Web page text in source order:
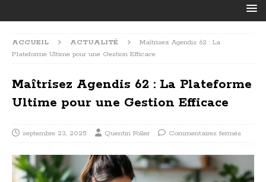
ACCUEIL ACTUALITÉ
Maîtrisez Agendis 62 : La
Plateforme Ultime pour une Gestion Efficace
Maîtrisez Agendis 62 : La Plateforme
Ultime pour une Gestion Efficace
septembre 23, 2025 Quentin Foller Commentaires fermés